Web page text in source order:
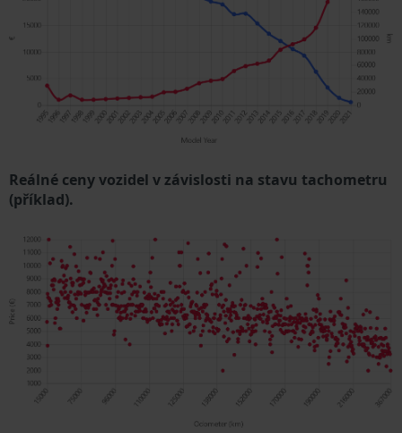
Reálné ceny vozidel v závislosti na stavu tachometru
(příklad).